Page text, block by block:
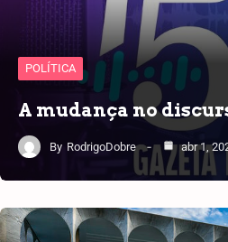
POLÍTICA
A mudança no
By RodrigoDobre abr 1,